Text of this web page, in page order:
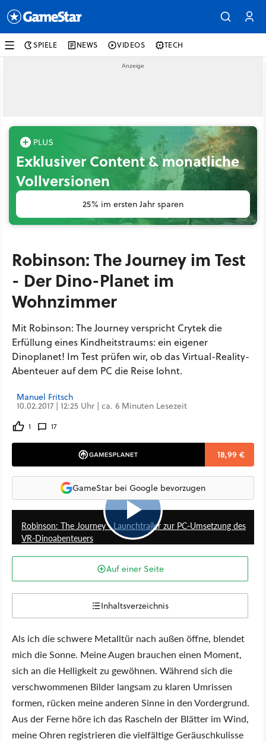
SPIELE NEWS VIDEOS TECH
Exklusiver Content & monatliche
Vollversionen
25% im ersten Jahr sparen
Robinson: The Journey im Test
- Der Dino-Planet im
Wohnzimmer
Mit Robinson: The Journey verspricht Crytek die
Erfüllung eines Kindheitstraums: ein eigener
Dinoplanet! Im Test prüfen wir, ob das Virtual-Reality-
Abenteuer auf dem PC die Reise lohnt.
Manuel Fritsch
10.02.2017 | 12:25 Uhr | ca. 6 Minuten Lesezeit
1 17
18,99 €
GameStar bei Google bevorzugen
0:59
Robinson: The Journey - Launchtrailer zur PC-Umsetzung des
VR-Dinoabenteuers
Auf einer Seite
Inhaltsverzeichnis
Als ich die schwere Metalltür nach außen öffne, blendet
mich die Sonne. Meine Augen brauchen einen Moment,
sich an die Helligkeit zu gewöhnen. Während sich die
verschwommenen Bilder langsam zu klaren Umrissen
formen, rücken meine anderen Sinne in den Vordergrund.
Aus der Ferne höre ich das Rascheln der Blätter im Wind,
meine Ohren registrieren die vielfältige Geräuschkulisse